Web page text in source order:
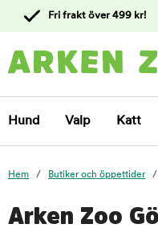
kundtjänst
Fri frakt över 499 kr!
Hund Valp Katt
Hem Butiker och öppettider
Arken Zoo